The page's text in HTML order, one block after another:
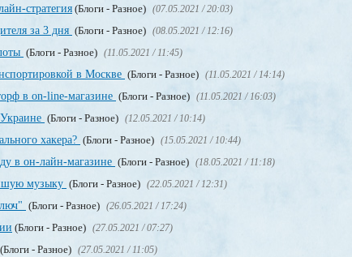
стратегия (Блоги - Разное) (07.05.2021 / 20:03)
за 3 дня (Блоги - Разное) (08.05.2021 / 12:16)
(Блоги - Разное) (11.05.2021 / 11:45)
в Москве (Блоги - Разное) (11.05.2021 / 14:14)
в on-line-магазине (Блоги - Разное) (11.05.2021 / 16:03)
(Блоги - Разное) (12.05.2021 / 10:14)
хакера? (Блоги - Разное) (15.05.2021 / 10:44)
в он-лайн-магазине (Блоги - Разное) (18.05.2021 / 11:18)
музыку (Блоги - Разное) (22.05.2021 / 12:31)
(Блоги - Разное) (26.05.2021 / 17:24)
(Блоги - Разное) (27.05.2021 / 07:27)
(Блоги - Разное) (27.05.2021 / 11:05)